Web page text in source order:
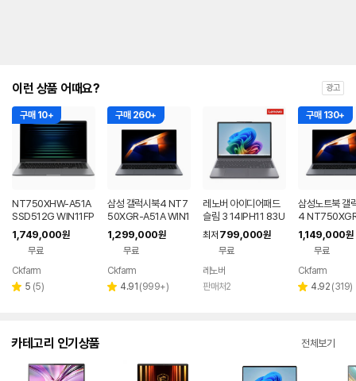
이런 상품 어때요? 광고
구매 10+
NT750XHW-A51A
SSD512G WIN11FP
P(버젼UP설치) 삼성
전자 갤럭시북5 노트
1,749,000원
무료
Ckfarm
별 5 리
(5)
구매 260+
삼성 갤럭시북4 NT7
50XGR-A51A WIN1
1 FPP(버젼UP설치)
업무용 학생용 사무용
노트북 문스톤그레이
1,299,000원
무료
페이
Ckfarm
별 4.91 리
(999+)
레노버 아이디어패드
슬림 3 14IPH11 83U
Q005LKR 8GB
최저 799,000원
무료
레노버
판매처2
구매 130+
삼성노트북 갤
4
3세대 16G
무용 업무용 학
성비 노트북
1,149,000원
무료
페이
Ckfarm
별 4.92 리
(319)
카테고리 인기상품 전체보기